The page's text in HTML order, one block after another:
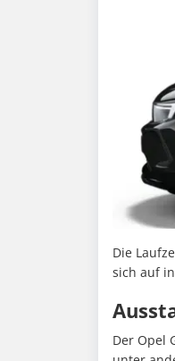
Die
sich auf
Der Opel